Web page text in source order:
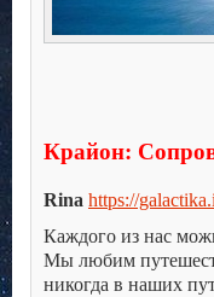
Крайон:
Rina https://
Каждого из нас
Мы любим
никогда в наших